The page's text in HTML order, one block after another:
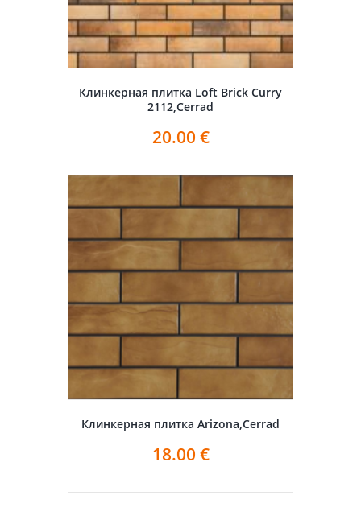
Клинкерная плитка Loft Brick Curry
2112,Cerrad
20.00 €
Клинкерная плитка Arizona,Cerrad
18.00 €